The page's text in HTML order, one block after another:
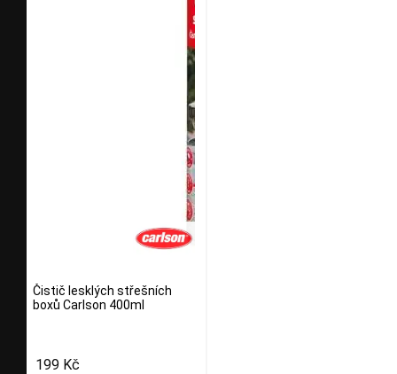
Čistič lesklých střešních
boxů Carlson 400ml
199 Kč